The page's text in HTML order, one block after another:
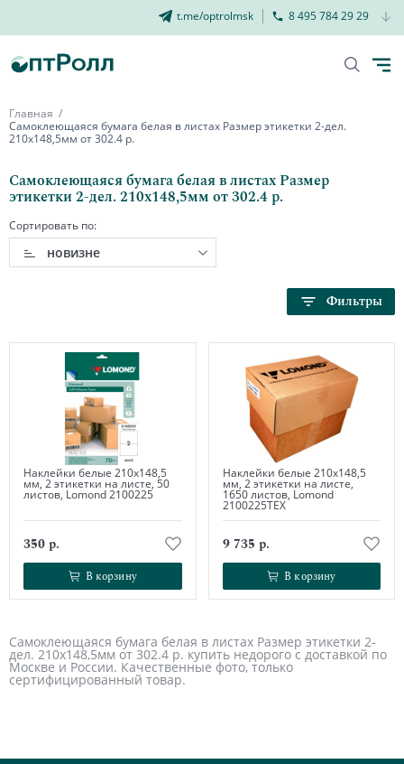
t.me/optrolmsk 8 495 784 29 29
Главная
Самоклеющаяся бумага белая в листах Размер этикетки 2-дел.
210х148,5мм от 302.4 р.
Самоклеющаяся бумага белая в листах Размер
этикетки 2-дел. 210х148,5мм от 302.4 р.
Сортировать по:
новизне
Фильтры
Наклейки белые 210х148,5
мм, 2 этикетки на листе, 50
листов, Lomond 2100225
350 р.
В корзину
В корзину
Наклейки белые 210х148,5
мм, 2 этикетки на листе,
1650 листов, Lomond
2100225ТЕХ
9 735 р.
В корзину
В корзину
Самоклеющаяся бумага белая в листах Размер этикетки 2-
дел. 210х148,5мм от 302.4 р. купить недорого с доставкой по
Москве и России. Качественные фото, только
сертифицированный товар.